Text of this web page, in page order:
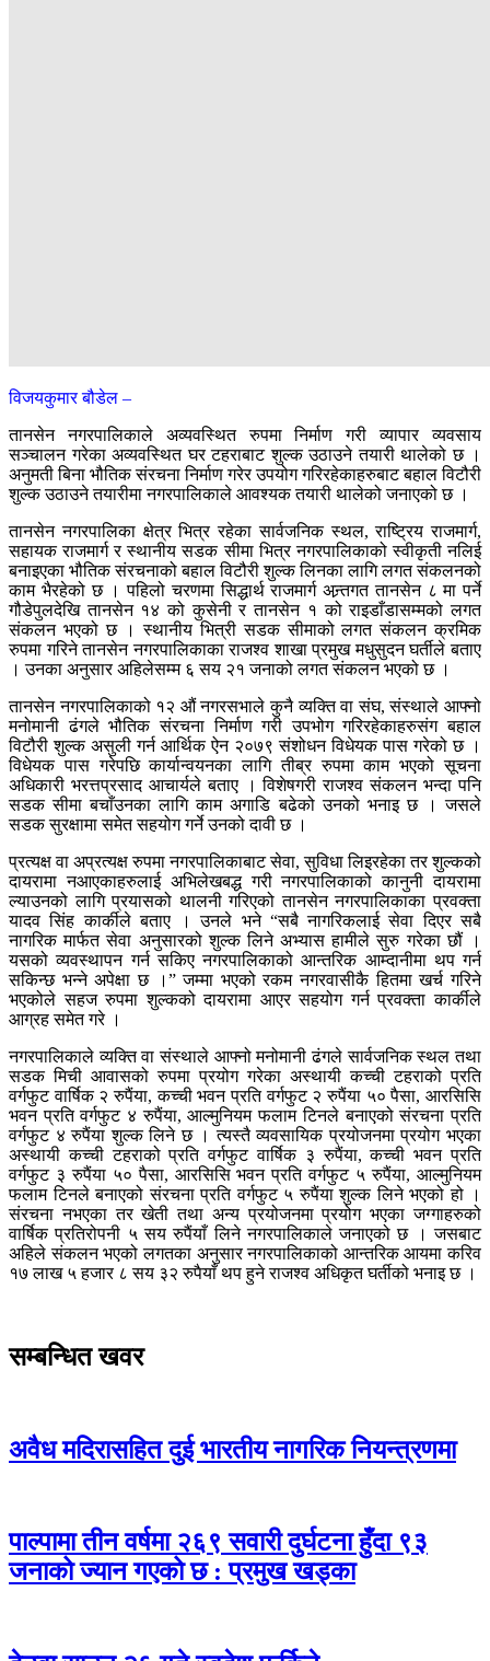
विजयकुमार बौडेल –
तानसेन नगरपालिकाले अव्यवस्थित रुपमा निर्माण गरी व्यापार व्यवसाय
सञ्चालन गरेका अव्यवस्थित घर टहराबाट शुल्क उठाउने तयारी थालेको छ ।
अनुमती बिना भौतिक संरचना निर्माण गरेर उपयोग गरिरहेकाहरुबाट बहाल विटौरी
शुल्क उठाउने तयारीमा नगरपालिकाले आवश्यक तयारी थालेको जनाएको छ ।
तानसेन नगरपालिका क्षेत्र भित्र रहेका सार्वजनिक स्थल, राष्ट्रिय राजमार्ग,
सहायक राजमार्ग र स्थानीय सडक सीमा भित्र नगरपालिकाको स्वीकृती नलिई
बनाइएका भौतिक संरचनाको बहाल विटौरी शुल्क लिनका लागि लगत संकलनको
काम भैरहेको छ । पहिलो चरणमा सिद्धार्थ राजमार्ग अन्र्तगत तानसेन ८ मा पर्ने
गौडेपुलदेखि तानसेन १४ को कुसेनी र तानसेन १ को राइडाँडासम्मको लगत
संकलन भएको छ । स्थानीय भित्री सडक सीमाको लगत संकलन क्रमिक
रुपमा गरिने तानसेन नगरपालिकाका राजश्व शाखा प्रमुख मधुसुदन घर्तीले बताए
। उनका अनुसार अहिलेसम्म ६ सय २१ जनाको लगत संकलन भएको छ ।
तानसेन नगरपालिकाको १२ औं नगरसभाले कुनै व्यक्ति वा संघ, संस्थाले आफ्नो
मनोमानी ढंगले भौतिक संरचना निर्माण गरी उपभोग गरिरहेकाहरुसंग बहाल
विटौरी शुल्क असुली गर्न आर्थिक ऐन २०७९ संशोधन विधेयक पास गरेको छ ।
विधेयक पास गरेपछि कार्यान्वयनका लागि तीब्र रुपमा काम भएको सूचना
अधिकारी भरत्तप्रसाद आचार्यले बताए । विशेषगरी राजश्व संकलन भन्दा पनि
सडक सीमा बचाँउनका लागि काम अगाडि बढेको उनको भनाइ छ । जसले
सडक सुरक्षामा समेत सहयोग गर्ने उनको दावी छ ।
प्रत्यक्ष वा अप्रत्यक्ष रुपमा नगरपालिकाबाट सेवा, सुविधा लिइरहेका तर शुल्कको
दायरामा नआएकाहरुलाई अभिलेखबद्ध गरी नगरपालिकाको कानुनी दायरामा
ल्याउनको लागि प्रयासको थालनी गरिएको तानसेन नगरपालिकाका प्रवक्ता
यादव सिंह कार्कीले बताए । उनले भने “सबै नागरिकलाई सेवा दिएर सबै
नागरिक मार्फत सेवा अनुसारको शुल्क लिने अभ्यास हामीले सुरु गरेका छौं ।
यसको व्यवस्थापन गर्न सकिए नगरपालिकाको आन्तरिक आम्दानीमा थप गर्न
सकिन्छ भन्ने अपेक्षा छ ।” जम्मा भएको रकम नगरवासीकै हितमा खर्च गरिने
भएकोले सहज रुपमा शुल्कको दायरामा आएर सहयोग गर्न प्रवक्ता कार्कीले
आग्रह समेत गरे ।
नगरपालिकाले व्यक्ति वा संस्थाले आफ्नो मनोमानी ढंगले सार्वजनिक स्थल तथा
सडक मिची आवासको रुपमा प्रयोग गरेका अस्थायी कच्ची टहराको प्रति
वर्गफुट वार्षिक २ रुपैंया, कच्ची भवन प्रति वर्गफुट २ रुपैंया ५० पैसा, आरसिसि
भवन प्रति वर्गफुट ४ रुपैंया, आल्मुनियम फलाम टिनले बनाएको संरचना प्रति
वर्गफुट ४ रुपैंया शुल्क लिने छ । त्यस्तै व्यवसायिक प्रयोजनमा प्रयोग भएका
अस्थायी कच्ची टहराको प्रति वर्गफुट वार्षिक ३ रुपैंया, कच्ची भवन प्रति
वर्गफुट ३ रुपैंया ५० पैसा, आरसिसि भवन प्रति वर्गफुट ५ रुपैंया, आल्मुनियम
फलाम टिनले बनाएको संरचना प्रति वर्गफुट ५ रुपैंया शुल्क लिने भएको हो ।
संरचना नभएका तर खेती तथा अन्य प्रयोजनमा प्रयोग भएका जग्गाहरुको
वार्षिक प्रतिरोपनी ५ सय रुपैंयाँ लिने नगरपालिकाले जनाएको छ । जसबाट
अहिले संकलन भएको लगतका अनुसार नगरपालिकाको आन्तरिक आयमा करिव
१७ लाख ५ हजार ८ सय ३२ रुपैयाँ थप हुने राजश्व अधिकृत घर्तीको भनाइ छ ।
सम्बन्धित खवर
अवैध मदिरासहित दुई भारतीय नागरिक नियन्त्रणमा
पाल्पामा तीन वर्षमा २६९ सवारी दुर्घटना हुँदा ९३
जनाको ज्यान गएको छ : प्रमुख खड्का